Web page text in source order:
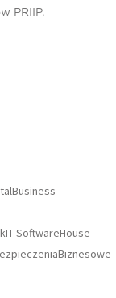
PRIIP.
SoftwareHouse